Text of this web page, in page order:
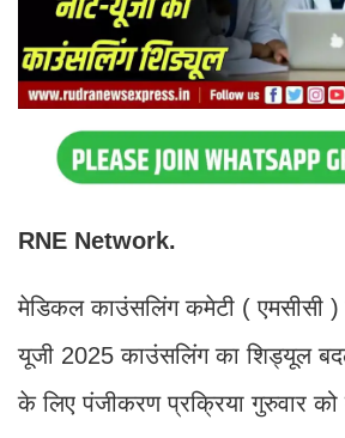
RNE Network.
मेडिकल काउंसलिंग कमेटी ( एमसीसी )
यूजी 2025 काउंसलिंग का शिड्यूल
के लिए पंजीकरण प्रक्रिया गुरुवार को